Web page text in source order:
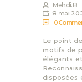
Mehdi.B
8 mai
0
Le point
motifs de
élégants
disposées